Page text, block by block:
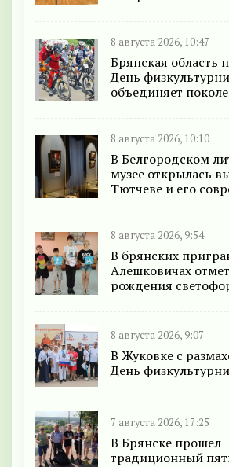
8 августа 2026, 10:47
Брянская область
День
объединяет
8 августа 2026, 10:10
В Белгородском
музее открылась
Тютчеве и его
8 августа 2026, 9:54
В брянских
Алешковичах
рождения
8 августа 2026, 9:07
В Жуковке с
День
7 августа 2026, 17:25
В Брянске прошел
традиционный